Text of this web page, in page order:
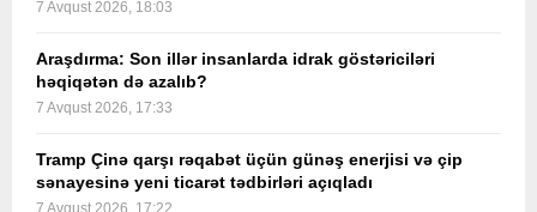
7 Avqust 2026, 18:03
Araşdırma: Son illər insanlarda idrak göstəriciləri
həqiqətən də azalıb?
7 Avqust 2026, 17:33
Tramp Çinə qarşı rəqabət üçün günəş enerjisi və çip
sənayesinə yeni ticarət tədbirləri açıqladı
7 Avqust 2026, 17:22